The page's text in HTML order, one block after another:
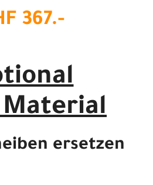
367.-
ersetzen